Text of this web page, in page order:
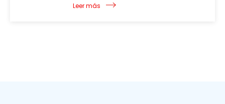
Leer más